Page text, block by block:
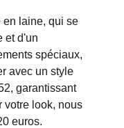
en laine, qui se
et d'un
spéciaux,
avec un style
garantissant
votre look, nous
euros.